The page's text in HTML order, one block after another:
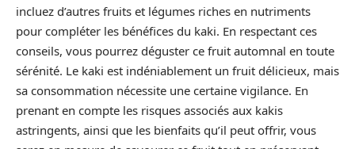
incluez d’autres fruits et légumes riches en nutriments
pour compléter les bénéfices du kaki. En respectant ces
conseils, vous pourrez déguster ce fruit automnal en toute
sérénité. Le kaki est indéniablement un fruit délicieux, mais
sa consommation nécessite une certaine vigilance. En
prenant en compte les risques associés aux kakis
astringents, ainsi que les bienfaits qu’il peut offrir, vous